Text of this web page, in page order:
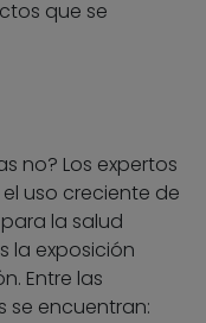
que se
no? Los expertos
uso creciente de
la salud
la exposición
Entre las
se encuentran: